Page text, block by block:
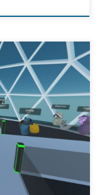
четвертом
Напомним, что
с тюменским областным